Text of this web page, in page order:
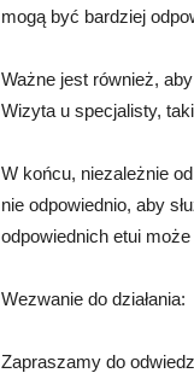
mogą być bardziej
Ważne jest również,
Wizyta u specjalisty,
W końcu, niezależnie
nie odpowiednio, aby
odpowiednich etui
Wezwanie do działania:
Zapraszamy do